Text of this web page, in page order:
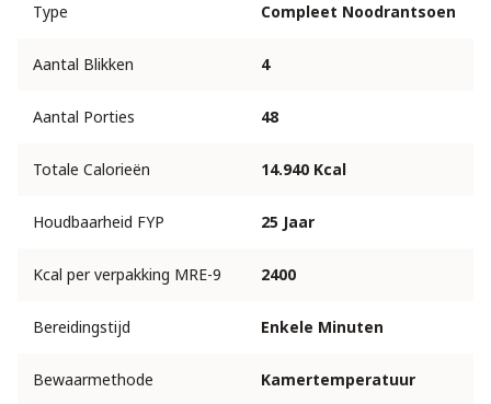
Type Compleet Noodrantsoen
Aantal Blikken 4
Aantal Porties 48
Totale Calorieën 14.940 Kcal
Houdbaarheid FYP 25 Jaar
Kcal per verpakking MRE-9 2400
Bereidingstijd Enkele Minuten
Bewaarmethode Kamertemperatuur